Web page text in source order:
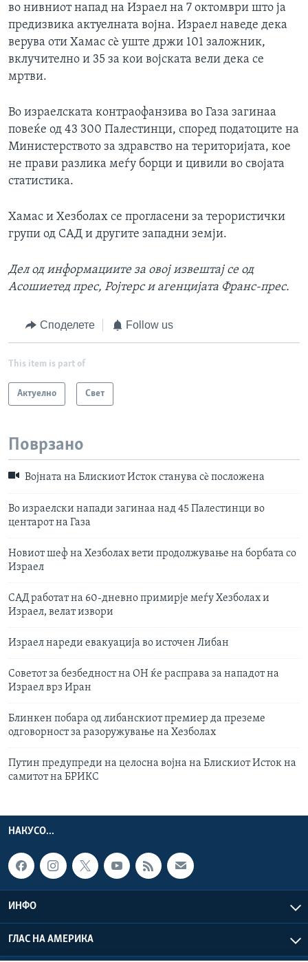
во нивниот напад на Израел на 7 октомври што ја
предизвика актуелната војна. Израел наведе дека
верува оти Хамас сè уште држи 101 заложник,
вклучително и 35 за кои војската вели дека се
мртви.
Во израелската контраофанзива во Газа загинаа
повеќе од 43 300 Палестинци, според податоците на
Министерството за здравство на територијата, кое
не прави разлика меѓу борци и цивили во својата
статистика.
Хамас и Хезболах се прогласени за терористички
групи од САД и другите западни земји.
Дел од информациите за овој извештај се од
Асошиетед прес, Ројтерс и агенцијата Франс-прес.
Споделете Follow us
This item is part of
Актуелно Свет
Поврзано
Војната на Блискиот Исток станува сè посложена
Во израелски напади загинаа над 45 Палестинци во
центарот на Газа
Новиот шеф на Хезболах вети продолжување на борбата со
Израел
САД работат на 60-дневно примирје меѓу Хезболах и
Израел, велат извори
Израел нареди евакуација во источен Либан
Советот за безбедност на ОН ќе расправа за нападот на
Израел врз Иран
Блинкен побара од либанскиот премиер да преземе
одговорност за разоружување на Хезболах
Путин предупреди на целосна војна на Блискиот Исток на
самитот на БРИКС
НАКУСО...
ИНФО
ГЛАС НА АМЕРИКА